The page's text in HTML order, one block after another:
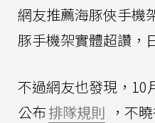
網友推薦海豚俠手機
豚手機架實體超讚，
不過網友也發現，10
公布排隊規則 ，不